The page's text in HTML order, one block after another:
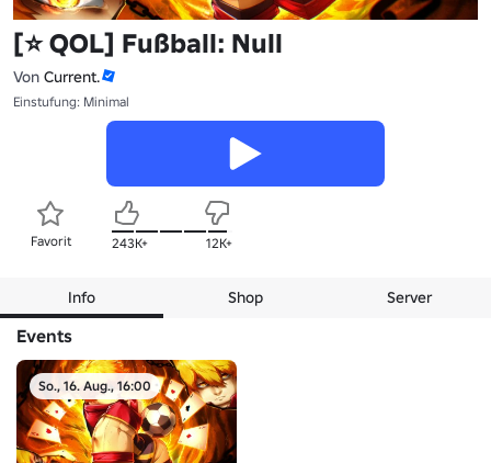
[⭐ QOL] Fußball: Null
Von Current.
Einstufung: Minimal
Favorit 243K+ 12K+
Info Shop Server
Events
So., 16. Aug., 16:00